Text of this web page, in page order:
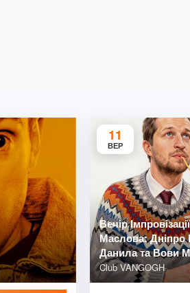
11
ВЕР
Вечір
Маслова: Дніпро
Данила та Вови
Club VANGOGH